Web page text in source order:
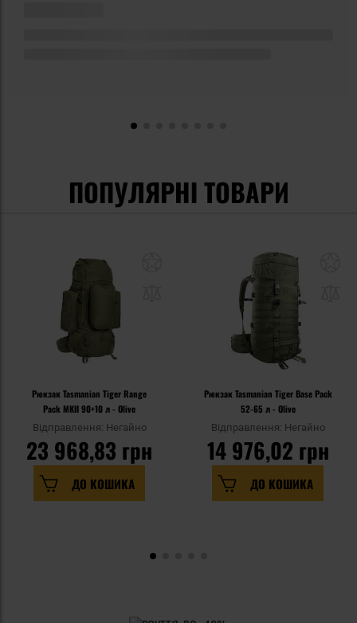
ПОПУЛЯРНІ ТОВАРИ
Рюкзак Tasmanian Tiger Range
Pack MKII 90+10 л - Olive
Відправлення: Негайно
23 968,83 грн
ДО КОШИКА
Рюкзак Tasmanian Tiger Base Pack
52-65 л - Olive
Відправлення: Негайно
14 976,02 грн
ДО КОШИКА